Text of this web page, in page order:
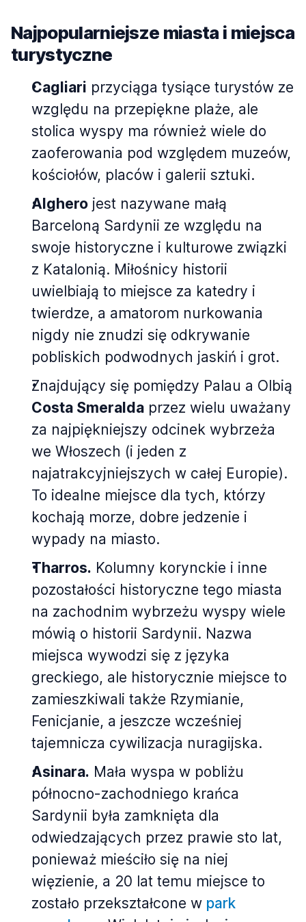
Najpopularniejsze miasta i miejsca
turystyczne
Cagliari przyciąga tysiące turystów ze
względu na przepiękne plaże, ale
stolica wyspy ma również wiele do
zaoferowania pod względem muzeów,
kościołów, placów i galerii sztuki.
Alghero jest nazywane małą
Barceloną Sardynii ze względu na
swoje historyczne i kulturowe związki
z Katalonią. Miłośnicy historii
uwielbiają to miejsce za katedry i
twierdze, a amatorom nurkowania
nigdy nie znudzi się odkrywanie
pobliskich podwodnych jaskiń i grot.
Znajdujący się pomiędzy Palau a Olbią
Costa Smeralda przez wielu uważany
za najpiękniejszy odcinek wybrzeża
we Włoszech (i jeden z
najatrakcyjniejszych w całej Europie).
To idealne miejsce dla tych, którzy
kochają morze, dobre jedzenie i
wypady na miasto.
Tharros. Kolumny korynckie i inne
pozostałości historyczne tego miasta
na zachodnim wybrzeżu wyspy wiele
mówią o historii Sardynii. Nazwa
miejsca wywodzi się z języka
greckiego, ale historycznie miejsce to
zamieszkiwali także Rzymianie,
Fenicjanie, a jeszcze wcześniej
tajemnicza cywilizacja nuragijska.
Asinara. Mała wyspa w pobliżu
północno-zachodniego krańca
Sardynii była zamknięta dla
odwiedzających przez prawie sto lat,
ponieważ mieściło się na niej
więzienie, a 20 lat temu miejsce to
zostało przekształcone w park